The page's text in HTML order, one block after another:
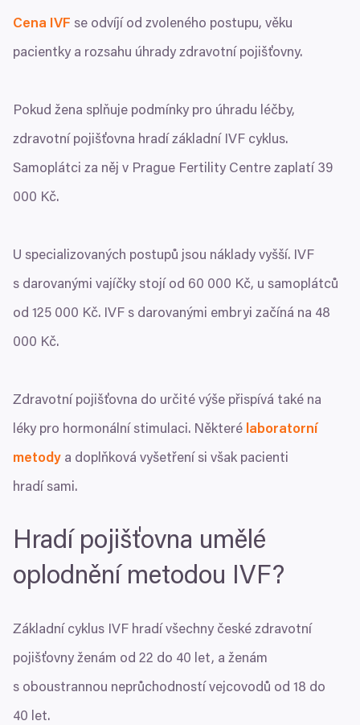
Cena IVF se odvíjí od zvoleného postupu, věku
pacientky a rozsahu úhrady zdravotní pojišťovny.
Pokud žena splňuje podmínky pro úhradu léčby,
zdravotní pojišťovna hradí základní IVF cyklus.
Samoplátci za něj v Prague Fertility Centre zaplatí 39
000 Kč.
U specializovaných postupů jsou náklady vyšší. IVF
s darovanými vajíčky stojí od 60 000 Kč, u samoplátců
od 125 000 Kč. IVF s darovanými embryi začíná na 48
000 Kč.
Zdravotní pojišťovna do určité výše přispívá také na
léky pro hormonální stimulaci. Některé laboratorní
metody a doplňková vyšetření si však pacienti
hradí sami.
Hradí pojišťovna umělé
oplodnění metodou IVF?
Základní cyklus IVF hradí všechny české zdravotní
pojišťovny ženám od 22 do 40 let, a ženám
s oboustrannou neprůchodností vejcovodů od 18 do
40 let.